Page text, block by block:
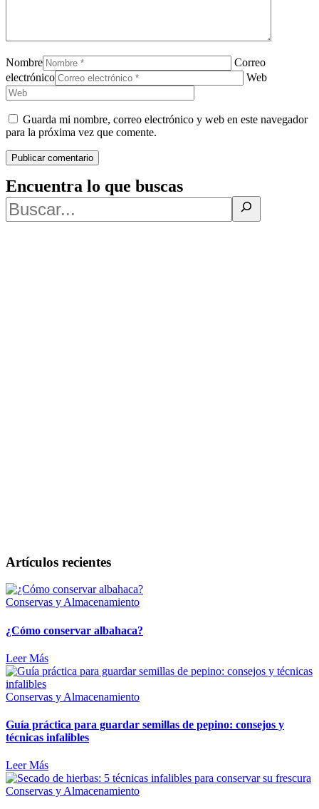
Nombre
Correo
electrónico
Web
Guarda mi nombre, correo electrónico y web en este navegador
para la próxima vez que comente.
Encuentra lo que buscas
Artículos recientes
Conservas y Almacenamiento
¿Cómo conservar albahaca?
Leer Más
Conservas y Almacenamiento
Guía práctica para guardar semillas de pepino: consejos y
técnicas infalibles
Leer Más
Conservas y Almacenamiento